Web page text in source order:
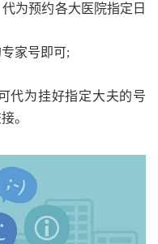
为预约各大医院指定日
家号即可;
代为挂好指定大夫的号
。